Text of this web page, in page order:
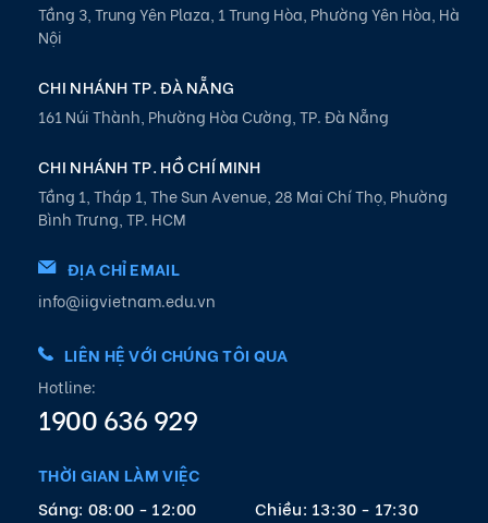
Tầng 3, Trung Yên Plaza, 1 Trung Hòa, Phường Yên Hòa, Hà
Nội
CHI NHÁNH TP. ĐÀ NẴNG
161 Núi Thành, Phường Hòa Cường, TP. Đà Nẵng
CHI NHÁNH TP. HỒ CHÍ MINH
Tầng 1, Tháp 1, The Sun Avenue, 28 Mai Chí Thọ, Phường
Bình Trưng, TP. HCM
ĐỊA CHỈ EMAIL
info@iigvietnam.edu.vn
LIÊN HỆ VỚI CHÚNG TÔI QUA
Hotline:
1900 636 929
THỜI GIAN LÀM VIỆC
Sáng: 08:00 - 12:00
Chiều: 13:30 - 17:30